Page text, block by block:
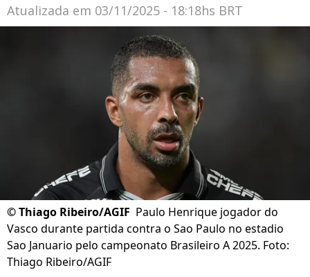
Atualizada em 03/11/2025 - 18:18hs BRT
©Thiago Ribeiro/AGIF Paulo Henrique jogador do
Vasco durante partida contra o Sao Paulo no estadio
Sao Januario pelo campeonato Brasileiro A 2025. Foto:
Thiago Ribeiro/AGIF